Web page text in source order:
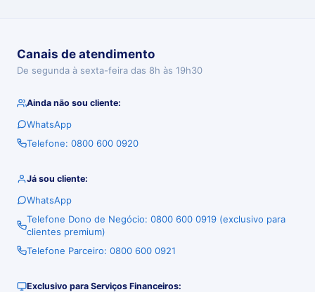
Canais de atendimento
De segunda à sexta-feira das 8h às 19h30
Ainda não sou cliente:
WhatsApp
Telefone: 0800 600 0920
Já sou cliente:
WhatsApp
Telefone Dono de Negócio: 0800 600 0919 (exclusivo para
clientes premium)
Telefone Parceiro: 0800 600 0921
Exclusivo para Serviços Financeiros: